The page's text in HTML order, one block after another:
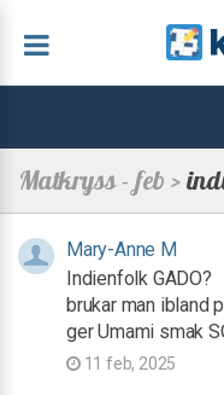
Matkryss - feb >
Mary-Anne M
Indienfolk GADO?
brukar man ibland
ger Umami smak
11 feb, 2025